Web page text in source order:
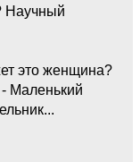
Научный
это женщина?
Маленький